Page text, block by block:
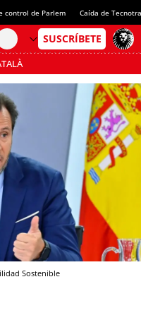
control de Parlem Caída de
Sostenible